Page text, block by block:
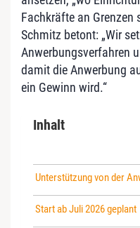
Fachkräfte an Grenzen
Schmitz betont: „Wir
Anwerbungsverfahren
damit die Anwerbung
ein Gewinn wird.“
Inhalt
Unterstützung von der
Start ab Juli 2026 geplant